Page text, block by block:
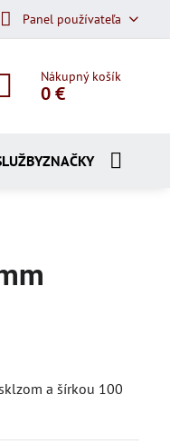
Panel používateľa
Nákupný košík
0 €
ZNAČKY
a šírkou 100